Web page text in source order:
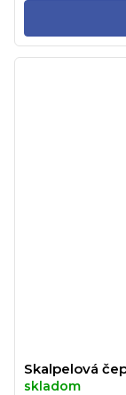
Skalpelová
skladom